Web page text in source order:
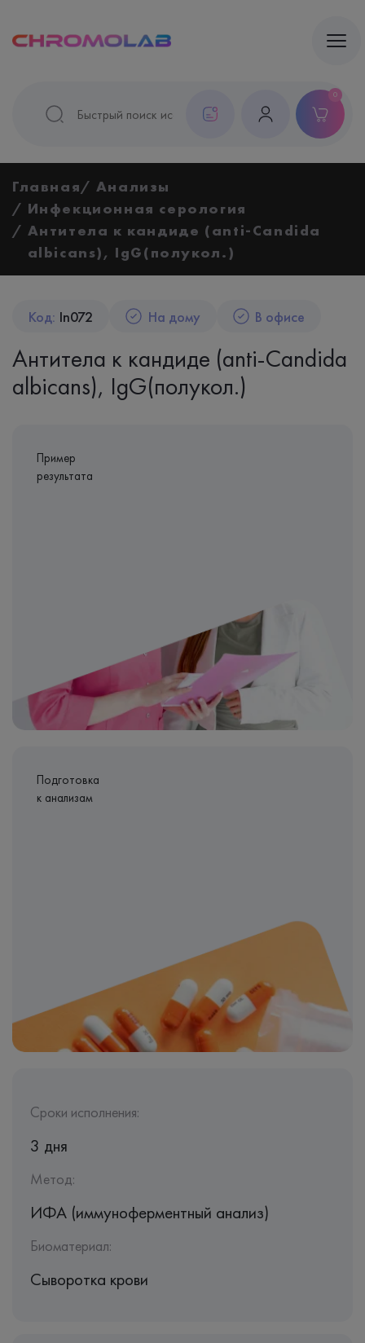
0
Главная
Анализы
Инфекционная серология
Антитела к кандиде (anti-Candida
albicans), IgG(полукол.)
Код: In072 На дому В офисе
Антитела к кандиде (anti-Candida
albicans), IgG(полукол.)
Пример
результата
Подготовка
к анализам
Сроки исполнения:
3 дня
Метод:
ИФА (иммуноферментный анализ)
Биоматериал:
Сыворотка крови